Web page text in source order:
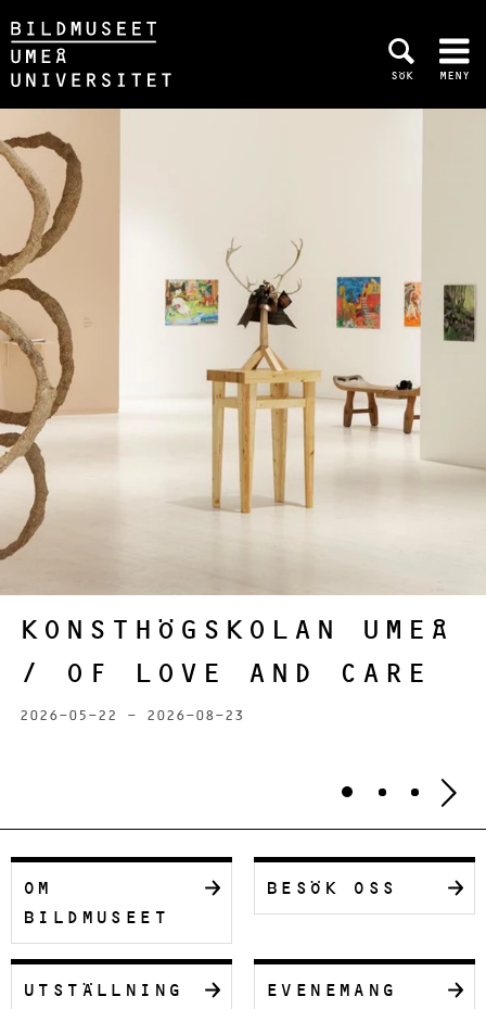
Hoppa direkt till innehållet
SÖK MENY
Huvudmenyn dold.
KONSTHÖGSKOLAN UMEÅ
/ OF LOVE AND
CARE
2026-05-22 - 2026-08-23
Bild nummer 0
Aktuell bild.
BildBild
OM
BILDMUSEET
BESÖK OSS
UTSTÄLLNING
EVENEMANG